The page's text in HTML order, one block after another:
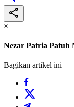
×
Nezar Patria Patuh
Bagikan artikel ini